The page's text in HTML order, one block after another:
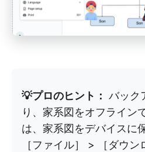
💡プロのヒント： バック
り、家系図をオフライン
は、家系図をデバイスに
［ファイル］ > ［ダウ